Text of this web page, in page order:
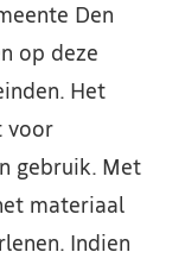
Den
op deze
Het
voor
gebruik. Met
materiaal
Indien